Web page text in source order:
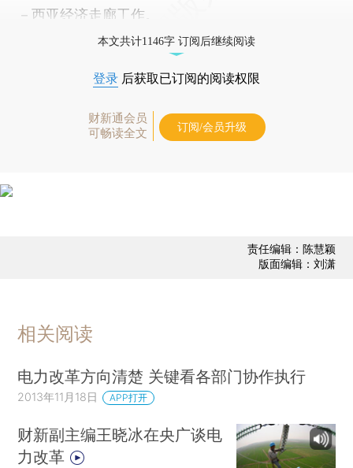
－西亚经济走廊工作。
本文共计1146字 订阅后继续阅读
登录 后获取已订阅的阅读权限
财新通会员
可畅读全文
订阅/会员升级
责任编辑：陈慧颖
版面编辑：刘潇
相关阅读
电力改革方向清楚 关键看各部门协作执行
2013年11月18日 APP打开
财新副主编王晓冰在央广谈电
力改革